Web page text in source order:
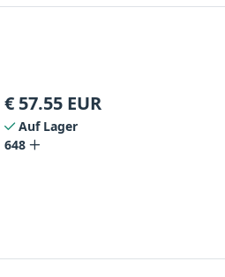
€ 57.55 EUR
Auf Lager
648